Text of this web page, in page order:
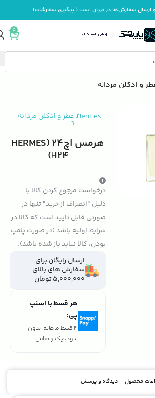
ارسال سفارش‌ها در جریان است ( پیگیری سفارشات)
0
و ادکلن مردانه
Hermes
/ عطر و ادکلن مردانه
-
n
هرمس اچ24 (HERMES
H24)
درخواست مرجوع کردن کالا با
دلیل "انصراف از خرید" تنها در
صورتی قابل تایید است که کالا در
شرایط اولیه باشد (در صورت پلمپ
بودن، کالا نباید باز شده باشد).
ارسال رایگان برای
سفارش های بالای
5,000,000 تومان
هر قسط با اسنپ
پی:
4 قسط ماهانه. بدون
سود، چک و ضامن.
محصول دیدگاه و پرسش